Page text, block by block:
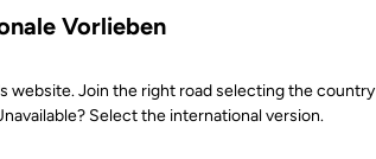
Vorlieben
website. Join the right road selecting the country
Select the international version.